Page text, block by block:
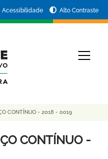
Acessibilidade Alto Contraste
CONTÍNUO - 2018 - 0019
CONTÍNUO -